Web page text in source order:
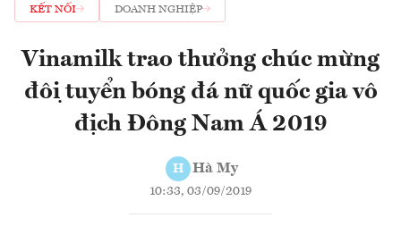
KẾT NỐI DOANH NGHIỆP
Vinamilk trao thưởng chúc mừng
đội tuyển bóng đá nữ quốc gia vô
địch Đông Nam Á 2019
H Hà My
10:33, 03/09/2019